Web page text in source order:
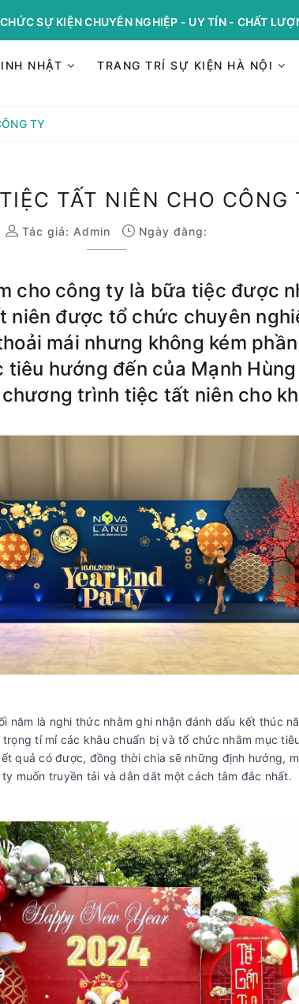
SỰ KIỆN CHUYÊN NGHIỆP - UY TÍN - CHẤT
NHẬT TRANG TRÍ SỰ KIỆN HÀ NỘI
TY
TẤT NIÊN CHO CÔNG
Tác giả: Admin Ngày đăng:
cho công ty là bữa tiệc được
niên được tổ chức chuyên
mái nhưng không kém
hướng đến của Mạnh
trình tiệc tất niên cho
là nghi thức nhằm ghi nhận đánh dấu kết thúc
tỉ mỉ các khâu chuẩn bị và tổ chức nhằm mục
quả có được, đồng thời chia sẽ những định hướng,
muốn truyền tải và dẫn dắt một cách tâm đắc nhất.